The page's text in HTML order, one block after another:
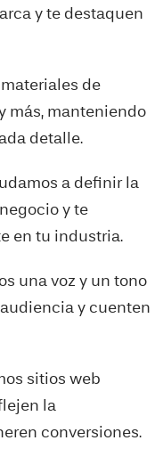
y te destaquen
de
más, manteniendo
detalle.
a definir la
y te
en tu industria.
una voz y un tono
y cuenten
sitios web
la
conversiones.